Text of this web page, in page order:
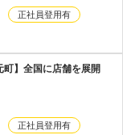
正社員登用有
町】全国に店舗を展開
正社員登用有